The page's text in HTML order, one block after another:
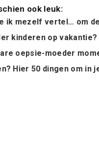
ook leuk:
ik mezelf vertel… om
kinderen op
oepsie-moeder
Hier 50 dingen om in